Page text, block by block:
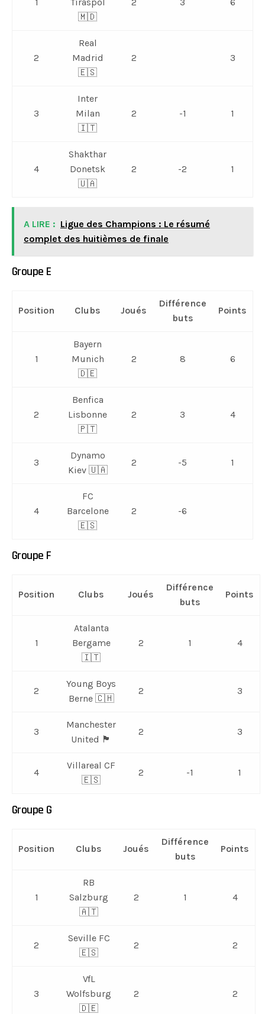
🇲🇩
2
Real
Madrid
🇪🇸
2 3
3
Inter
Milan
🇮🇹
2 -1 1
4
Shakthar
Donetsk
🇺🇦
2 -2 1
A LIRE : Ligue des Champions : Le résumé
complet des huitièmes de finale
Groupe E
Position Clubs Joués
Différence
buts
Points
1
Bayern
Munich
🇩🇪
2 8 6
2
Benfica
Lisbonne
🇵🇹
2 3 4
3
Dynamo
Kiev 🇺🇦
2 -5 1
4
FC
Barcelone
🇪🇸
2 -6
Groupe F
Position Clubs Joués
Différence
buts
Points
1
Atalanta
Bergame
🇮🇹
2 1 4
2
Young Boys
Berne 🇨🇭
2 3
3
Manchester
United 🏴󠁧󠁢󠁥󠁮󠁧󠁿
2 3
4
Villareal CF
🇪🇸
2 -1 1
Groupe G
Position Clubs Joués
Différence
buts
Points
1
RB
Salzburg
🇦🇹
2 1 4
2
Seville FC
🇪🇸
2 2
3
VfL
Wolfsburg
🇩🇪
2 2